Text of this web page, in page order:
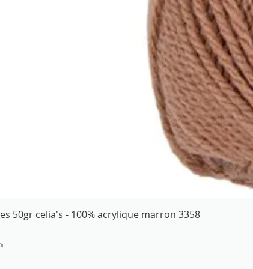
50gr celia's - 100% acrylique marron 3358
0